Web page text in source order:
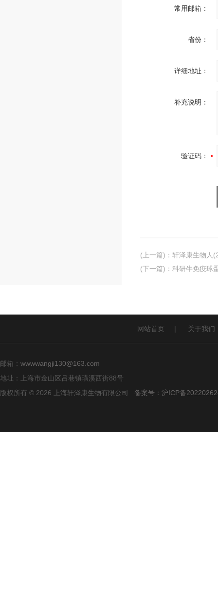
常用邮箱：
省份：
详细地址：
补充说明：
验证码：
(上一篇) ： 轩泽康生物人
(下一篇) ： 科研牛免疫球
网站首页 | 关于我们
邮箱： wwwwangji130@163.com
地址：上海市金山区吕巷镇璜溪西街88号
版权所有 © 2026 上海轩泽康生物有限公司 备案号：沪ICP备